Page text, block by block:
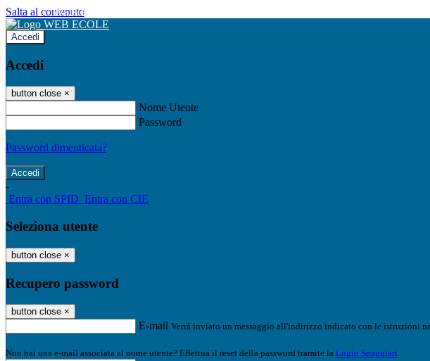
Salta al contenuto
WEB ECOLE
Accedi
Accedi
button close ×
Nome Utente
Password
Password dimenticata?
-
Entra con SPID Entra con CIE
Seleziona utente
button close ×
Recupero password
button close ×
E-mail Verrà inviato un messaggio all'indirizzo indicato con le istruzioni
Non hai una e-mail associata al nome utente? Effettua il reset della password tramite la Login Spaggiari